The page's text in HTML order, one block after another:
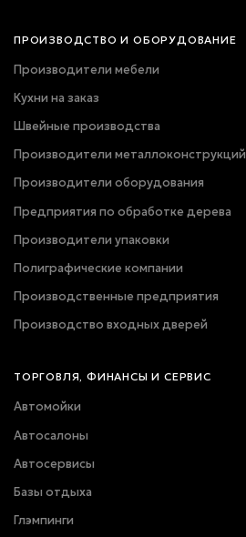
ПРОИЗВОДСТВО И ОБОРУДОВАНИЕ
Производители мебели
Кухни на заказ
Швейные производства
Производители металлоконструкций
Производители оборудования
Предприятия по обработке дерева
Производители упаковки
Полиграфические компании
Производственные предприятия
Производство входных дверей
ТОРГОВЛЯ, ФИНАНСЫ И СЕРВИС
Автомойки
Автосалоны
Автосервисы
Базы отдыха
Глэмпинги